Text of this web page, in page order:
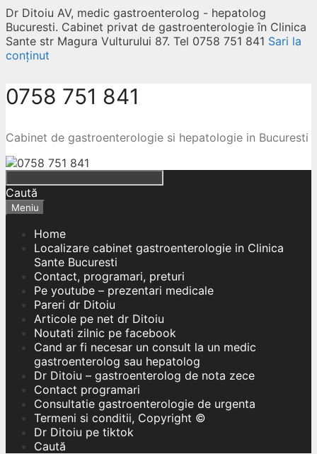
Dr Ditoiu AV, medic gastroenterolog - hepatolog
Bucuresti. Cabinet privat de gastroenterologie în Clinica
Sante str Magura Vulturului 87. Tel 0758 751 841 Sari la
conținut
0758 751 841
Cabinet de gastroenterologie si hepatologie in Bucuresti
Caută
Meniu
Home
Localizare cabinet gastroenterologie in Clinica
Sante Bucuresti
Contact, programari, preturi
Pe youtube – prezentari medicale
Pareri dr Ditoiu
Articole pe net dr Ditoiu
Noutati zilnic pe facebook
Cand ar fi necesar un consult la un medic
gastroenterolog sau hepatolog
Dr Ditoiu – gastroenterolog de nota zece
Contact programari
Consultatie gastroenterologie de urgenta
Termeni si conditii, Copyright ©
Dr Ditoiu pe tiktok
Caută